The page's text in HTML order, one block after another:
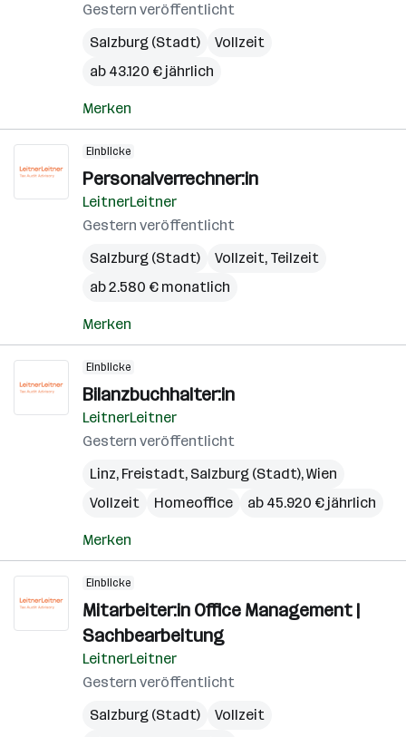
Gestern veröffentlicht
Salzburg (Stadt)
Vollzeit
ab 43.120 € jährlich
Merken
Einblicke
Personalverrechner:in
LeitnerLeitner
Gestern veröffentlicht
Salzburg (Stadt)
Vollzeit, Teilzeit
ab 2.580 € monatlich
Merken
Einblicke
Bilanzbuchhalter:in
LeitnerLeitner
Gestern veröffentlicht
Linz, Freistadt, Salzburg (Stadt),Wien
Vollzeit
Homeoffice ab 45.920 € jährlich
Merken
Einblicke
Mitarbeiter:in Office Management |
Sachbearbeitung
LeitnerLeitner
Gestern veröffentlicht
Salzburg (Stadt)
Vollzeit